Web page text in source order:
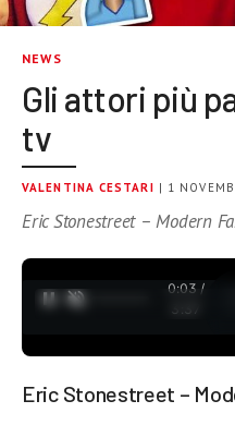
NEWS
Gli attori più
tv
VALENTINA CESTARI | 1
Eric Stonestreet – Modern
0:03 /
3:37
Eric Stonestreet –